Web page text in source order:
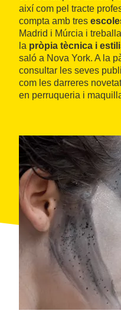
així com pel tracte
compta amb tres
Madrid i Múrcia i
la pròpia tècnica i
saló a Nova York. A la
consultar les seves
com les darreres
en perruqueria i